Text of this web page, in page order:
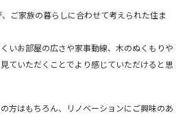
ご家族の暮らしに合わせて考えられた住ま
いお部屋の広さや家事動線、木のぬくもりや
ていただくことでより感じていただけると思
方はもちろん、リノベーションにご興味のあ